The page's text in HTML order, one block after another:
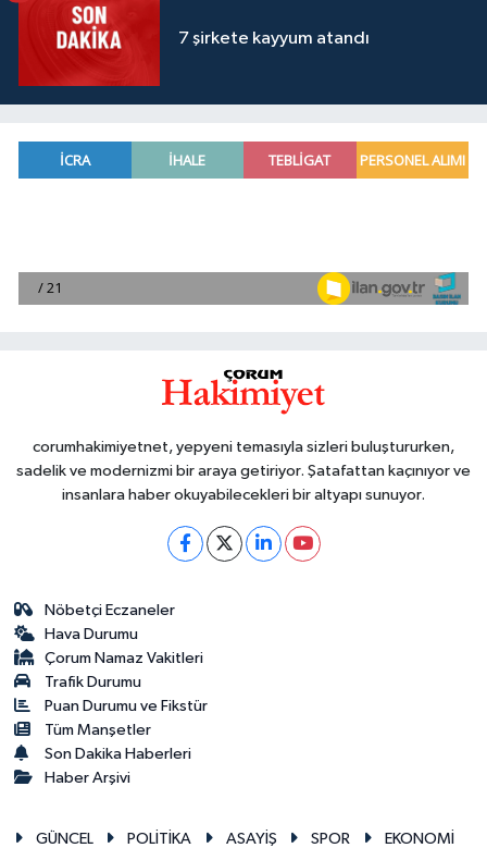
7 şirkete kayyum atandı
corumhakimiyetnet, yepyeni temasıyla sizleri buluştururken,
sadelik ve modernizmi bir araya getiriyor. Şatafattan kaçınıyor ve
insanlara haber okuyabilecekleri bir altyapı sunuyor.
Nöbetçi Eczaneler
Hava Durumu
Çorum Namaz Vakitleri
Trafik Durumu
Puan Durumu ve Fikstür
Tüm Manşetler
Son Dakika Haberleri
Haber Arşivi
GÜNCEL POLİTİKA ASAYİŞ SPOR EKONOMİ